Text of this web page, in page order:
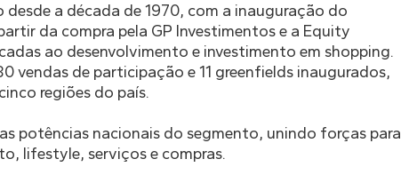
a década de 1970, com a inauguração do
da compra pela GP Investimentos e a Equity
ao desenvolvimento e investimento em shopping.
de participação e 11 greenfields inaugurados,
regiões do país.
potências nacionais do segmento, unindo forças para
lifestyle, serviços e compras.